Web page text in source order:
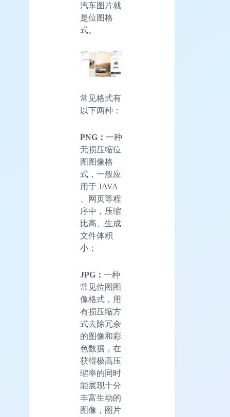
汽车图片就
是位图格
式。
常见格式有
以下两种：
PNG： 一种
无损压缩位
图图像格
式，一般应
用于 JAVA
、网页等程
序中，压缩
比高、生成
文件体积
小；
JPG： 一种
常见位图图
像格式，用
有损压缩方
式去除冗余
的图像和彩
色数据，在
获得极高压
缩率的同时
能展现十分
丰富生动的
图像，图片